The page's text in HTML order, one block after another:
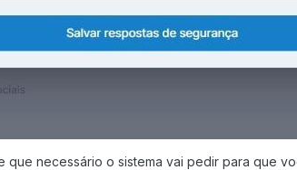
que necessário o sistema vai pedir para que